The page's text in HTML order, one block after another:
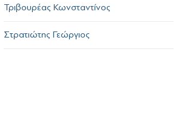
Τριβουρέας Κωνσταντίνος
Στρατιώτης Γεώργιος